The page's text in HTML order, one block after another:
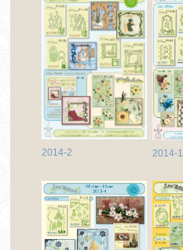
2014-2 2014-1